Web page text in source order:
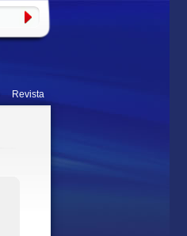
Revista